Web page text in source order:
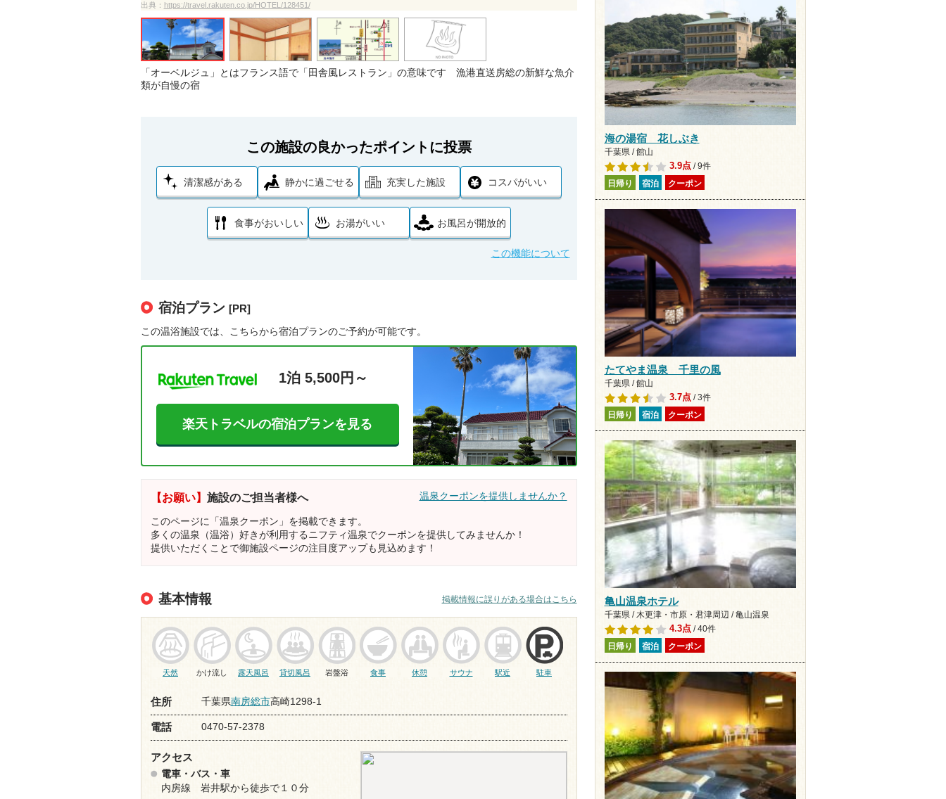
出典： https://travel.rakuten.co.jp/HOTEL/128451/
「オーベルジュ」とはフランス語で「田舎風レストラン」の意味です 漁港直送房総の新鮮な魚介
類が自慢の宿
この施設の良かったポイントに投票
清潔感がある 静かに過ごせる 充実した施設 コスパがいい
食事がおいしい お湯がいい お風呂が開放的
この機能について
宿泊プラン [PR]
この温浴施設では、こちらから宿泊プランのご予約が可能です。
1泊 5,500円～
楽天トラベルの宿泊プランを見る
【お願い】 施設のご担当者様へ 温泉クーポンを提供しませんか？
このページに「温泉クーポン」を掲載できます。
多くの温泉（温浴）好きが利用するニフティ温泉でクーポンを提供してみませんか！
提供いただくことで御施設ページの注目度アップも見込めます！
基本情報 掲載情報に誤りがある場合はこちら
天然 かけ流し 露天風呂 貸切風呂 岩盤浴 食事 休憩 サウナ 駅近 駐車
住所 千葉県南房総市高崎1298-1
電話 0470-57-2378
アクセス
電車・バス・車
内房線 岩井駅から徒歩で１０分
海の湯宿 花しぶき
千葉県 / 館山
3.9点/ 9件
日帰り 宿泊 クーポン
たてやま温泉 千里の風
千葉県 / 館山
3.7点/ 3件
日帰り 宿泊 クーポン
亀山温泉ホテル
千葉県 / 木更津・市原・君津周辺 / 亀山温泉
4.3点/ 40件
日帰り 宿泊 クーポン